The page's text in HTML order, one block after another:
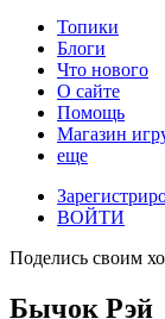
Топики
Блоги
Что нового
О сайте
Помощь
Магазин
еще
ВОЙТИ
Поделись своим
Бычок Рэй